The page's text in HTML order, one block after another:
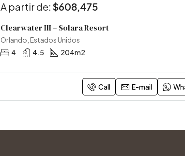
A partir de: $608,475
Clearwater III – Solara Resort
Orlando, Estados Unidos
4
4.5 204m2
Call E-mail